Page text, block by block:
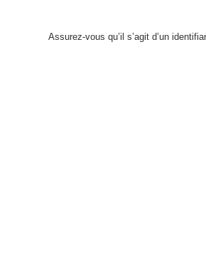
Assurez-vous qu’il s’agit d’un